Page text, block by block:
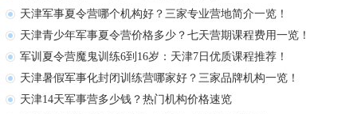
天津军事夏令营哪个机构好？三家专业营地简介一览！
天津青少年军事夏令营价格多少？七天营期课程费用一览！
军训夏令营魔鬼训练6到16岁：天津7日优质课程推荐！
天津暑假军事化封闭训练营哪家好？三家品牌机构一览！
天津14天军事营多少钱？热门机构价格速览